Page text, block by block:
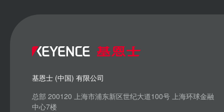
基恩士 (中国) 有限公司
总部 200120 上海市浦东新区世纪大道100号 上海环球金融
中心7楼